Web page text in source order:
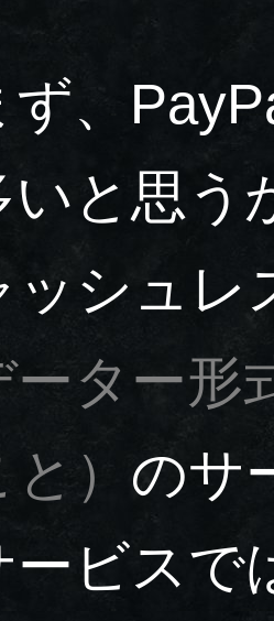
、
いと思う
ッシュレ
ーター形
） のサ
ービスで